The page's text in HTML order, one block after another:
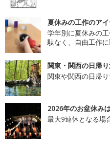
夏休みの工作のア
学年別に夏休みの
駄なく、自由工作に
関東・関西の日帰
関東や関西の日帰
2026年のお盆休み
最大9連休となる場